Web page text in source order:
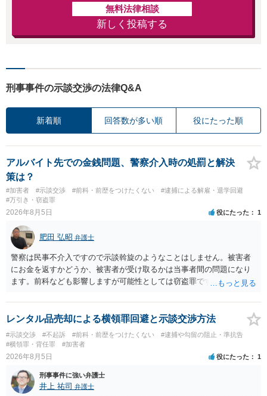
多数の解決実績あ
り
無料法律相談
新しく投稿する
刑事事件の示談交渉の法律Q&A
新着順 回答数が多い順 役にたった順
アルバイト先での金銭問題、警察介入時の処罰と解決
策は？
#加害者 #示談交渉 #前科・前歴をつけたくない
#逮捕による解雇・退学回避
#万引き・窃盗罪
2026年8月5日 役にたった 1
肥田 弘昭 弁護士
警察は民事不介入ですので示談斡旋のようなことはしません。被害者
にお金を返すかどうか、被害者が受け取るかは当事者間の問題になり
ます。前科なども影響しますが可能性としては窃盗罪ですので、逮捕
レンタル品売却による横領罪回避と示談交渉方法
#示談交渉 #不起訴 #前科・前歴をつけたくない
#逮捕や勾留の阻止・準抗告
#横領罪・背任罪
#加害者
2026年8月5日 役にたった 1
刑事事件に強い弁護士
井上 祐司 弁護士